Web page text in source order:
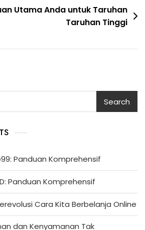
Utama Anda untuk Taruhan
Taruhan Tinggi
Search
Panduan Komprehensif
Panduan Komprehensif
Cara Kita Berbelanja Online
dan Kenyamanan Tak